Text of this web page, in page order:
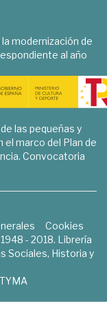
modernización de
al año
las pequeñas y
marco del Plan de
Convocatoria
Cookies
- 2018. Librería
Sociales, Historia y